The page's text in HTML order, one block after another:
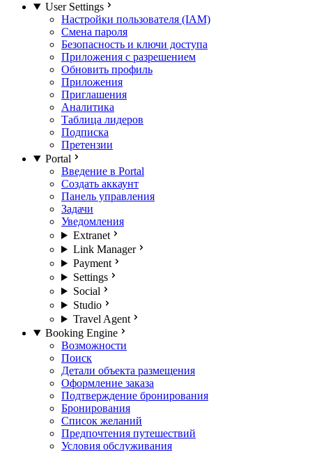
User Settings
Настройки пользователя (IAM)
Смена пароля
Безопасность и ключи доступа
Приложения с разрешением
Обновить профиль
Приложения
Приглашения
Аналитика
Таблица лидеров
Подписка
Претензии
Portal
Введение в Portal
Создать аккаунт
Панель управления
Задачи
Уведомления
Extranet
Link Manager
Payment
Settings
Social
Studio
Travel Agent
Booking Engine
Возможности
Поиск
Детали объекта размещения
Оформление заказа
Подтверждение бронирования
Бронирования
Список желаний
Предпочтения путешествий
Условия обслуживания